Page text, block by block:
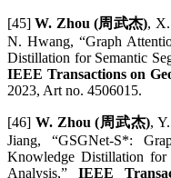
[45]W. Zhou (周武杰), X.
N. Hwang, “Graph
Distillation for Semantic
IEEE Transactions on
2023, Art no. 4506015.
[46] W. Zhou (周武杰),
Jiang, “GSGNet-S*:
Knowledge Distillation for
Analysis,” IEEE